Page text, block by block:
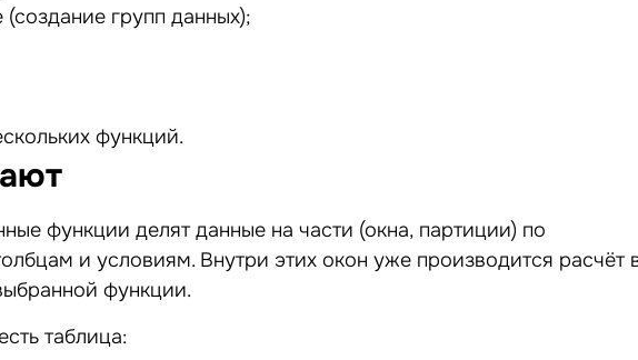
групп данных);
функций.
функции делят данные на части (окна, партиции) по
и условиям. Внутри этих окон уже производится расчёт
функции.
таблица: